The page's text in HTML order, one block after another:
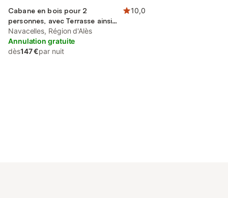
Cabane en bois pour 2
personnes, avec Terrasse ainsi
que Jardin et Piscine
10,0
Navacelles, Région d'Alès
Annulation gratuite
dès147 €par nuit